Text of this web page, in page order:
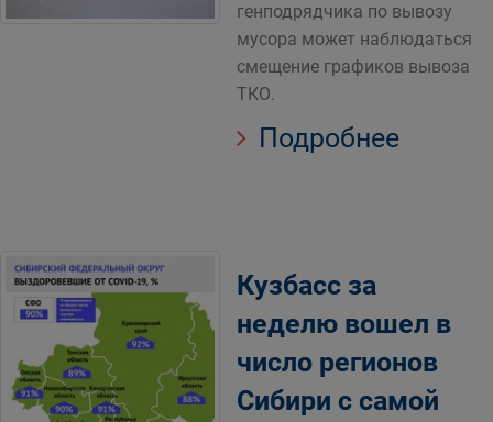
генподрядчика по вывозу
мусора может наблюдаться
смещение графиков вывоза
ТКО.
Подробнее
Кузбасс за
неделю вошел в
число регионов
Сибири с самой